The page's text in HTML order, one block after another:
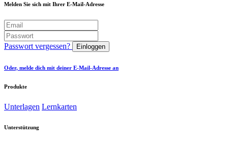
Melden Sie sich mit Ihrer E-Mail-Adresse
Passwort vergessen? Einloggen
Oder, melde dich mit deiner E-Mail-Adresse an
Produkte
Unterlagen Lernkarten
Unterstützung